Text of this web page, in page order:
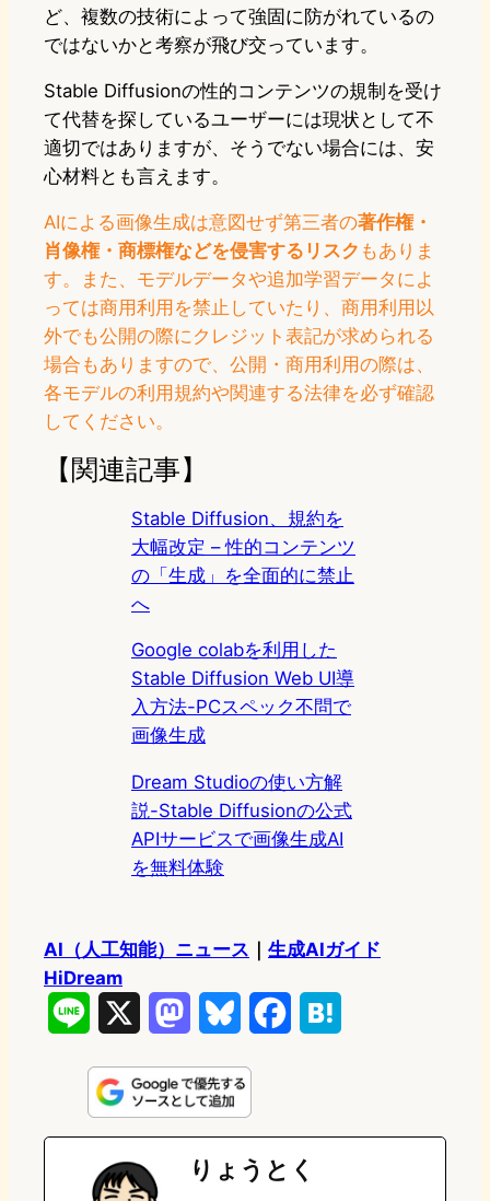
ど、複数の技術によって強固に防がれているの
ではないかと考察が飛び交っています。
Stable Diffusionの性的コンテンツの規制を受け
て代替を探しているユーザーには現状として不
適切ではありますが、そうでない場合には、安
心材料とも言えます。
AIによる画像生成は意図せず第三者の著作権・
肖像権・商標権などを侵害するリスク もありま
す。また、モデルデータや追加学習データによ
っては商用利用を禁止していたり、商用利用以
外でも公開の際にクレジット表記が求められる
場合もありますので、公開・商用利用の際は、
各モデルの利用規約や関連する法律を必ず確認
してください。
【関連記事】
Stable Diffusion、規約を
大幅改定 – 性的コンテンツ
の「生成」を全面的に禁止
へ
Google colabを利用した
Stable Diffusion Web UI導
入方法-PCスペック不問で
画像生成
Dream Studioの使い方解
説-Stable Diffusionの公式
APIサービスで画像生成AI
を無料体験
AI（人工知能）ニュース ｜ 生成AIガイド
HiDream
n
e
s
t
o
u
e
s
e
b
e
りょうとく